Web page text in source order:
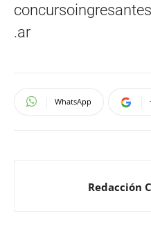
.ar
WhatsApp
Redacción